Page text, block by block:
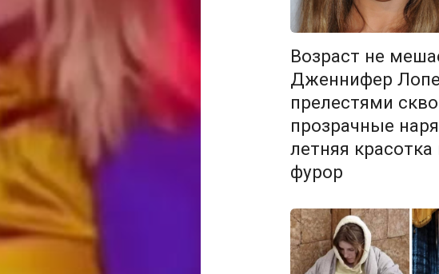
Возраст не
Дженнифер
прелестями
прозрачные
летняя
фурор